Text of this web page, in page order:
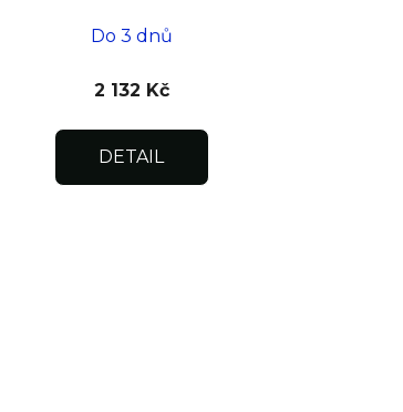
Do 3 dnů
2 132 Kč
DETAIL